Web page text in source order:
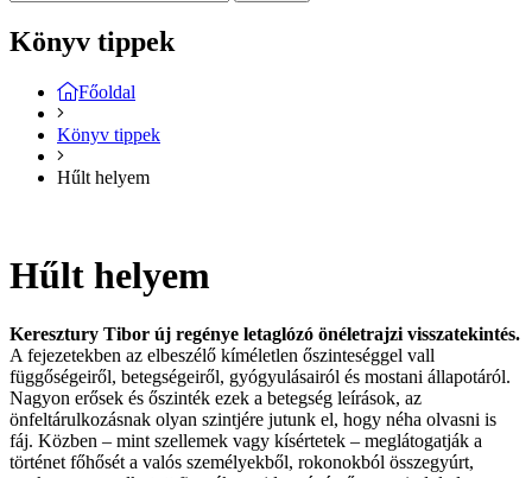
Könyv tippek
Főoldal
Könyv tippek
Hűlt helyem
Hűlt helyem
Keresztury Tibor új regénye letaglózó önéletrajzi visszatekintés.
A fejezetekben az elbeszélő kíméletlen őszinteséggel vall
függőségeiről, betegségeiről, gyógyulásairól és mostani állapotáról.
Nagyon erősek és őszinték ezek a betegség leírások, az
önfeltárulkozásnak olyan szintjére jutunk el, hogy néha olvasni is
fáj. Közben – mint szellemek vagy kísértetek – meglátogatják a
történet főhősét a valós személyekből, rokonokból összegyúrt,